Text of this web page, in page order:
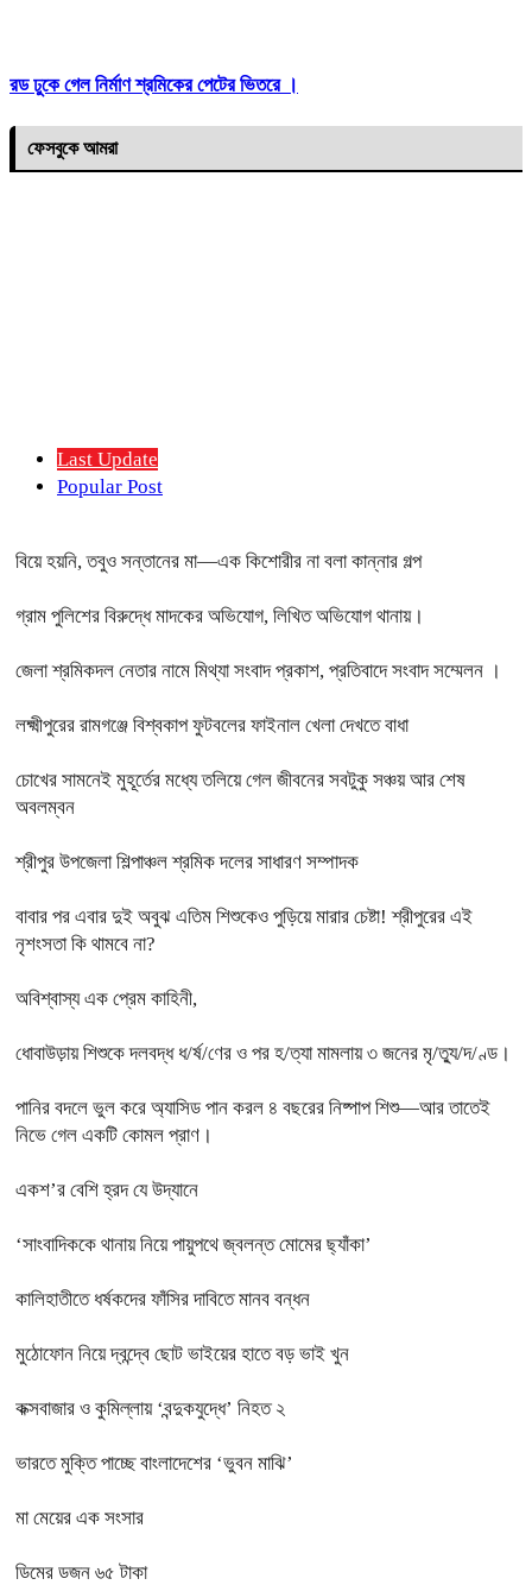
রড ঢুকে গেল নির্মাণ শ্রমিকের পেটের ভিতরে ।
ফেসবুকে আমরা
Last Update
Popular Post
বিয়ে হয়নি, তবুও সন্তানের মা—এক কিশোরীর না বলা কান্নার গল্প
গ্রাম পুলিশের বিরুদ্ধে মাদকের অভিযোগ, লিখিত অভিযোগ থানায়।
জেলা শ্রমিকদল নেতার নামে মিথ্যা সংবাদ প্রকাশ, প্রতিবাদে সংবাদ সম্মেলন ।
লক্ষ্মীপুরের রামগঞ্জে বিশ্বকাপ ফুটবলের ফাইনাল খেলা দেখতে বাধা
চোখের সামনেই মুহূর্তের মধ্যে তলিয়ে গেল জীবনের সবটুকু সঞ্চয় আর শেষ
অবলম্বন
শ্রীপুর উপজেলা শিল্পাঞ্চল শ্রমিক দলের সাধারণ সম্পাদক
বাবার পর এবার দুই অবুঝ এতিম শিশুকেও পুড়িয়ে মারার চেষ্টা! শ্রীপুরের এই
নৃশংসতা কি থামবে না?
অবিশ্বাস্য এক প্রেম কাহিনী,
ধোবাউড়ায় শিশুকে দলবদ্ধ ধ/র্ষ/ণের ও পর হ/ত্যা মামলায় ৩ জনের মৃ/ত্যু/দ/ণ্ড।
পানির বদলে ভুল করে অ্যাসিড পান করল ৪ বছরের নিষ্পাপ শিশু—আর তাতেই
নিভে গেল একটি কোমল প্রাণ।
একশ’র বেশি হ্রদ যে উদ্যানে
‘সাংবাদিককে থানায় নিয়ে পায়ুপথে জ্বলন্ত মোমের ছ্যাঁকা’
কালিহাতীতে ধর্ষকদের ফাঁসির দাবিতে মানব বন্ধন
মুঠোফোন নিয়ে দ্বন্দ্বে ছোট ভাইয়ের হাতে বড় ভাই খুন
কক্সবাজার ও কুমিল্লায় ‘বন্দুকযুদ্ধে’ নিহত ২
ভারতে মুক্তি পাচ্ছে বাংলাদেশের ‘ভুবন মাঝি’
মা মেয়ের এক সংসার
ডিমের ডজন ৬৫ টাকা